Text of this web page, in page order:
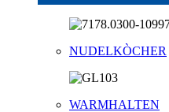
NUDELKÒCHER
WARMHALTEN